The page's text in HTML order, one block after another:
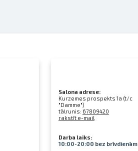
Salona adrese:
Kurzemes prospekts 1a (t/c
"Damme")
tālrunis: 67809420
rakstīt e-mail
Darba laiks:
10:00-20:00 bez brīvdienām